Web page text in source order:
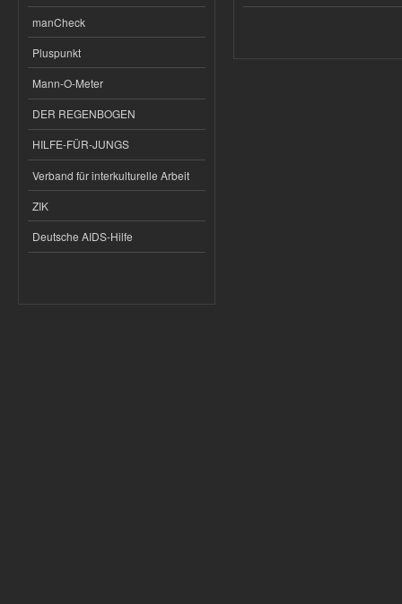
manCheck
Pluspunkt
Mann-O-Meter
DER REGENBOGEN
HILFE-FÜR-JUNGS
Verband für interkulturelle Arbeit
ZIK
Deutsche AIDS-Hilfe